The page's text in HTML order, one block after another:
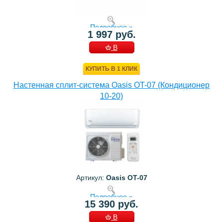
Подробнее »
1 997 руб.
В
КУПИТЬ В 1 КЛИК
Настенная сплит-система Oasis OT-07 (Кондиционер
10-20)
Артикул: Oasis OT-07
Подробнее »
15 390 руб.
В